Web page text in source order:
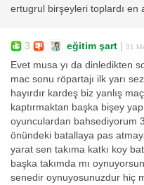
ertugrul birşeyleri toplardı en
3 eğitim şart | 31
Evet musa yı da dinledikten
mac sonu röpartajı ilk yarı
hayırdır kardeş biz yanlış
kaptırmaktan başka bişey
oyunculardan bahsediyorum
önündeki batallaya pas
yarat sen takıma katkı koy
başka takımda mı
senedir oynuyosunuzdur hiç